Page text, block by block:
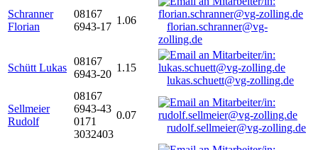
Schranner
Florian
08167
6943-17
1.06
florian.schranner@vg-
zolling.de
Schütt Lukas
08167
6943-20
1.15
lukas.schuett@vg-zolling.de
Sellmeier
Rudolf
08167
6943-43
0171
3032403
0.07
rudolf.sellmeier@vg-zolling.de